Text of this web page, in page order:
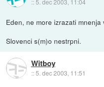
:: 5. dec 2003, 11:04
Eden, ne more izrazati mnenja
Slovenci s(m)o nestrpni.
Witboy
::5. dec 2003, 11:51